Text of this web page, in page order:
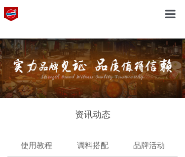
资讯动态
使用教程 调料搭配 品牌活动